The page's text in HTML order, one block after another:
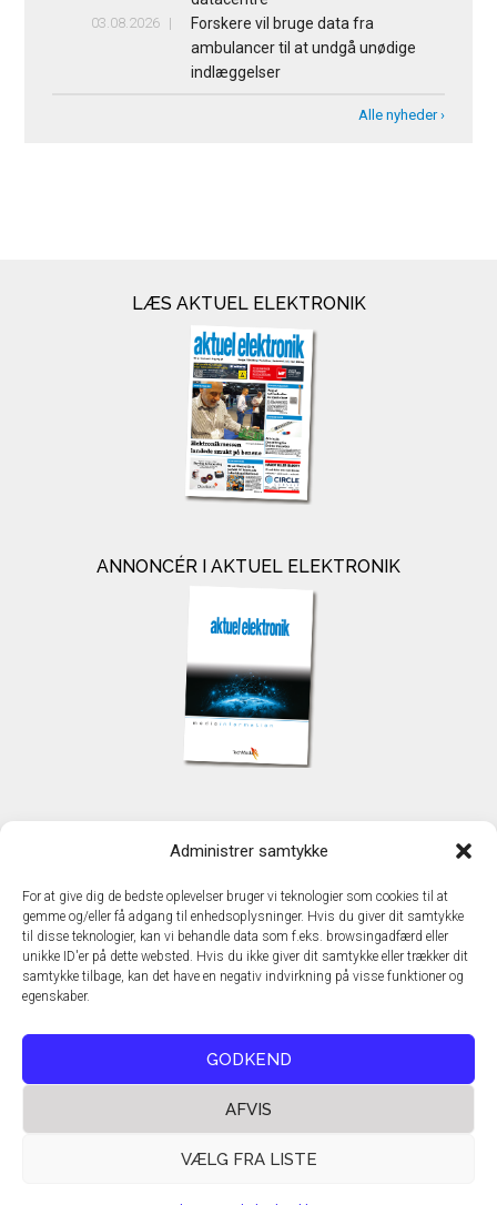
Administrer samtykke
For at give dig de bedste oplevelser bruger vi teknologier som cookies til at
gemme og/eller få adgang til enhedsoplysninger. Hvis du giver dit samtykke
til disse teknologier, kan vi behandle data som f.eks. browsingadfærd eller
unikke ID'er på dette websted. Hvis du ikke giver dit samtykke eller trækker dit
samtykke tilbage, kan det have en negativ indvirkning på visse funktioner og
egenskaber.
GODKEND
AFVIS
VÆLG FRA LISTE
03.08.2026
Forskere vil bruge data fra
ambulancer til at undgå unødige
indlæggelser
Alle nyheder ›
LÆS AKTUEL ELEKTRONIK
ANNONCÉR I AKTUEL ELEKTRONIK
TechMedia A/S
DK - 2600 Glostrup
www.techmedia.dk
Telefon: +45 43 24 26 28
E-mail:info@techmedia.dk